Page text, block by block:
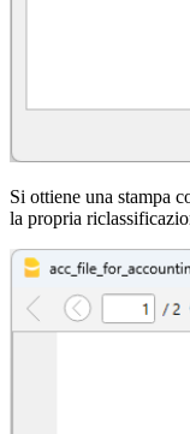
Si ottiene una stampa
la propria